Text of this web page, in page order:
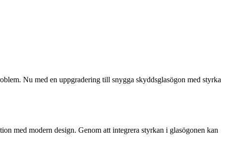
Nu med en uppgradering till snygga skyddsglasögon med styrka
med modern design. Genom att integrera styrkan i glasögonen kan